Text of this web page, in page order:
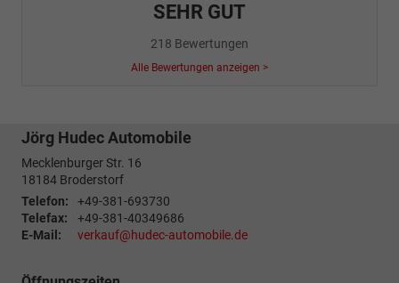
SEHR GUT
218 Bewertungen
Alle Bewertungen anzeigen >
Jörg Hudec Automobile
Mecklenburger Str. 16
18184 Broderstorf
Telefon:
+49-381-693730
Telefax:
+49-381-40349686
E-Mail:
verkauf@hudec-automobile.de